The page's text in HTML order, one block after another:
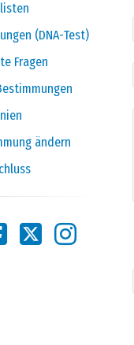
(DNA-Test)
Fragen
ändern